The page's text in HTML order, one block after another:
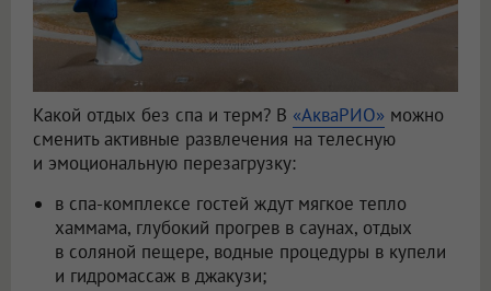
Какой отдых без спа и терм? В «АкваРИО» можно
сменить активные развлечения на телесную
и эмоциональную перезагрузку:
в спа-комплексе гостей ждут мягкое тепло
хаммама, глубокий прогрев в саунах, отдых
в соляной пещере, водные процедуры в купели
и гидромассаж в джакузи;